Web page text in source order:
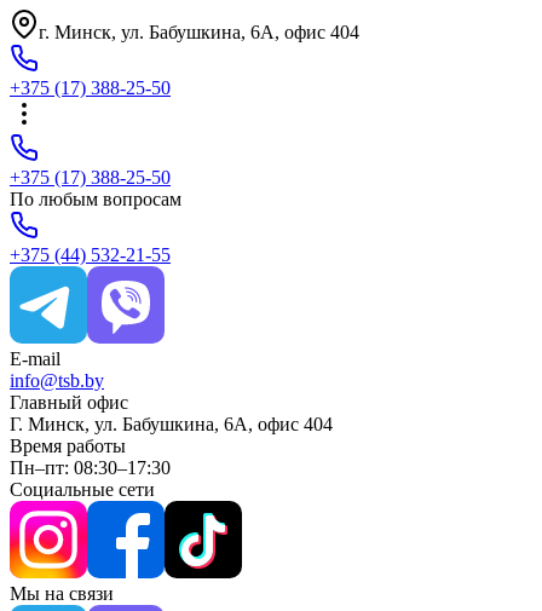
г. Минск, ул. Бабушкина, 6A, офис 404
+375 (17) 388-25-50
+375 (17) 388-25-50
По любым вопросам
+375 (44) 532-21-55
E-mail
info@tsb.by
Главный офис
Г. Минск, ул. Бабушкина, 6A, офис 404
Время работы
Пн–пт: 08:30–17:30
Социальные сети
Мы на связи